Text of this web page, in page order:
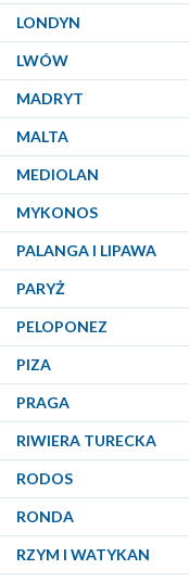
LONDYN
LWÓW
MADRYT
MALTA
MEDIOLAN
MYKONOS
PALANGA I LIPAWA
PARYŻ
PELOPONEZ
PIZA
PRAGA
RIWIERA TURECKA
RODOS
RONDA
RZYM I WATYKAN